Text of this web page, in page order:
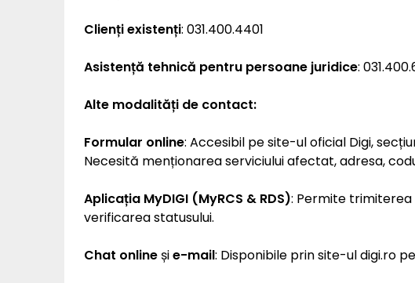
Clienți existenți: 031.400.4401
Asistență tehnică pentru persoane juridice:
Alte modalități de contact:
Formular online: Accesibil pe site-ul oficial Digi,
Necesită menționarea serviciului afectat, adresa,
Aplicația MyDIGI (MyRCS & RDS): Permite trimiterea
verificarea statusului.
Chat onlineșie-mail: Disponibile prin site-ul digi.ro